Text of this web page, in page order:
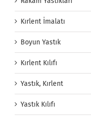
Kırlent İmalatı
Boyun Yastık
Kırlent Kılıfı
Yastık, Kırlent
Yastık Kılıfı